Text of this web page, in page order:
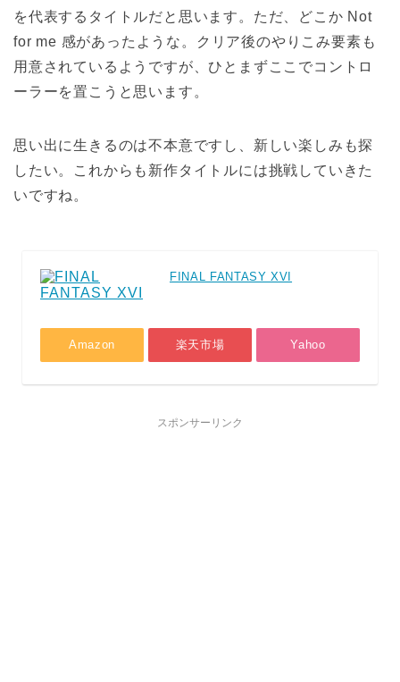
を代表するタイトルだと思います。ただ、どこか Not
for me 感があったような。クリア後のやりこみ要素も
用意されているようですが、ひとまずここでコントロ
ーラーを置こうと思います。
思い出に生きるのは不本意ですし、新しい楽しみも探
したい。これからも新作タイトルには挑戦していきた
いですね。
FINAL FANTASY XVI
Amazon 楽天市場 Yahoo
スポンサーリンク